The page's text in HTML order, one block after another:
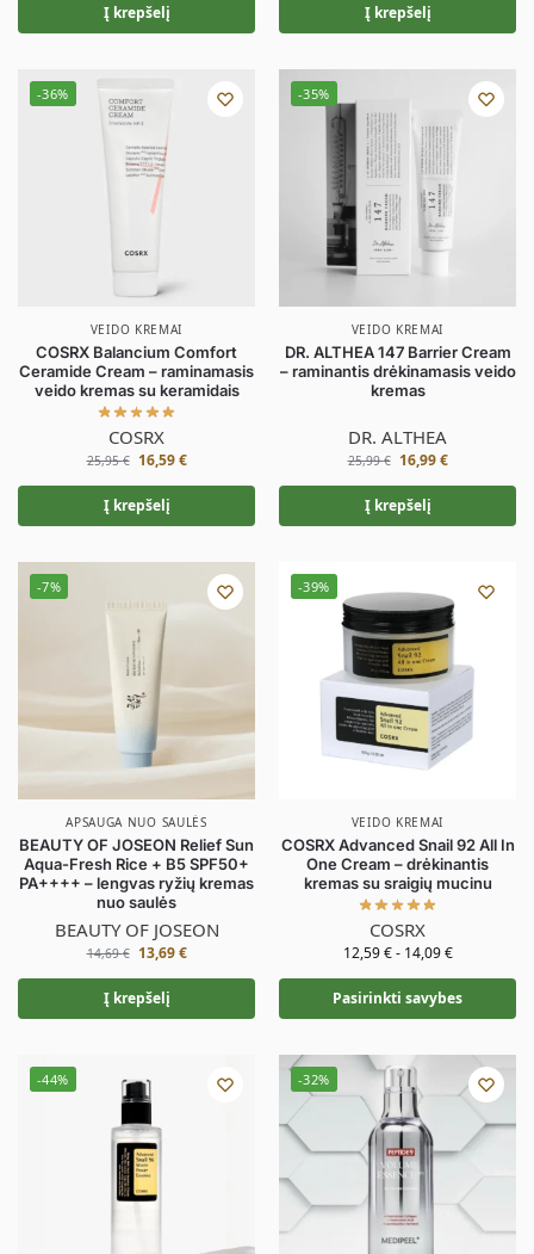
Į krepšelį Į krepšelį
-36%
VEIDO KREMAI
COSRX Balancium Comfort
Ceramide Cream – raminamasis
veido kremas su keramidais
COSRX
25,95€ 16,59€
Į krepšelį
-35%
VEIDO KREMAI
DR. ALTHEA 147 Barrier Cream
– raminantis drėkinamasis veido
kremas
DR. ALTHEA
25,99€ 16,99€
Į krepšelį
-7%
APSAUGA NUO SAULĖS
BEAUTY OF JOSEON Relief Sun
Aqua-Fresh Rice + B5 SPF50+
PA++++ – lengvas ryžių kremas
nuo saulės
BEAUTY OF JOSEON
14,69€ 13,69€
Į krepšelį
-39%
VEIDO KREMAI
COSRX Advanced Snail 92 All In
One Cream – drėkinantis
kremas su sraigių mucinu
COSRX
12,59€ - 14,09€
Pasirinkti savybes
-44% -32%